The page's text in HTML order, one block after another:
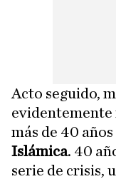
Acto seguido,
evidentemente
más de 40
Islámica. 40
serie de crisis,